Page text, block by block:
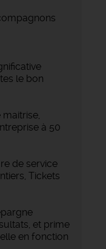
le bon
à 50
de service
Tickets
et prime
en fonction